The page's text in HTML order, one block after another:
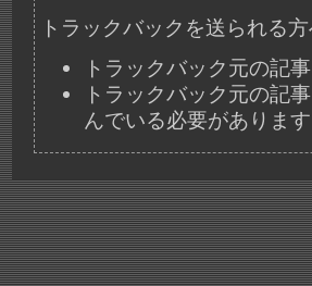
トラックバックを送られる
トラックバック元の記
トラックバック元の記
んでいる必要があります